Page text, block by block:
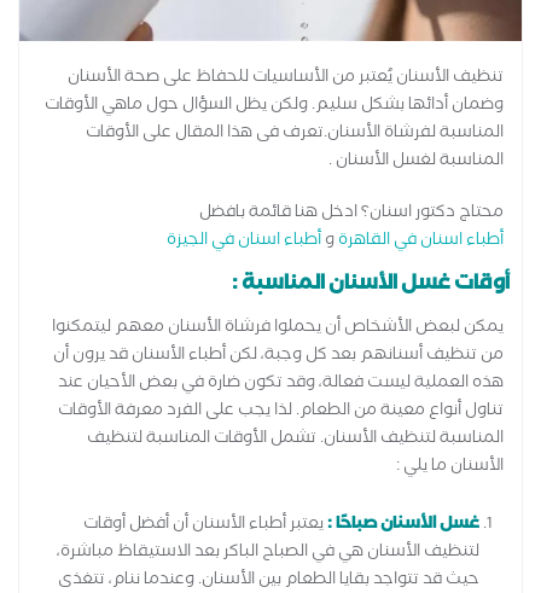
تنظيف الأسنان يُعتبر من الأساسيات للحفاظ على صحة الأسنان
وضمان أدائها بشكل سليم. ولكن يظل السؤال حول ماهي الأوقات
المناسبة لفرشاة الأسنان.تعرف فى هذا المقال على الأوقات
المناسبة لغسل الأسنان .
محتاج دكتور اسنان؟ ادخل هنا قائمة بافضل
أطباء اسنان في القاهرةوأطباء اسنان في الجيزة
أوقات غسل الأسنان المناسبة :
يمكن لبعض الأشخاص أن يحملوا فرشاة الأسنان معهم ليتمكنوا
من تنظيف أسنانهم بعد كل وجبة، لكن أطباء الأسنان قد يرون أن
هذه العملية ليست فعالة، وقد تكون ضارة في بعض الأحيان عند
تناول أنواع معينة من الطعام. لذا يجب على الفرد معرفة الأوقات
المناسبة لتنظيف الأسنان. تشمل الأوقات المناسبة لتنظيف
الأسنان ما يلي :
غسل الأسنان صباحًا :يعتبر أطباء الأسنان أن أفضل أوقات
لتنظيف الأسنان هي في الصباح الباكر بعد الاستيقاظ مباشرة،
حيث قد تتواجد بقايا الطعام بين الأسنان. وعندما ننام، تتغذى